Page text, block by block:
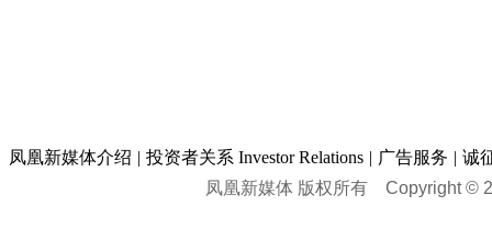
凤凰新媒体介绍 | 投资者关系 Investor Relations | 广告服务 | 诚
凤凰新媒体 版权所有 Copyright ©